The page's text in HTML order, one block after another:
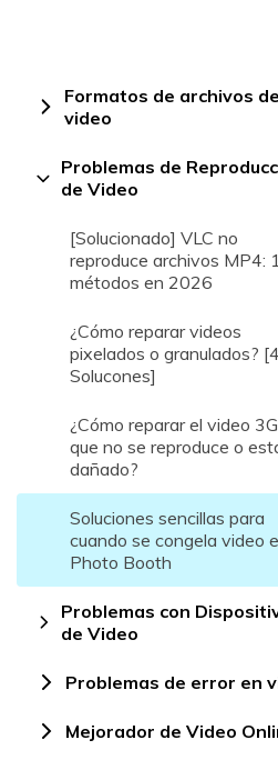
Formatos de archivos de
video
Problemas de
de Video
[Solucionado] VLC no
reproduce archivos MP4:
métodos en 2026
¿Cómo reparar videos
pixelados o granulados? [4
Solucones]
¿Cómo reparar el video
que no se reproduce o
dañado?
Soluciones sencillas para
cuando se congela video
Photo Booth
Problemas con
de Video
Problemas de error en
Mejorador de Video